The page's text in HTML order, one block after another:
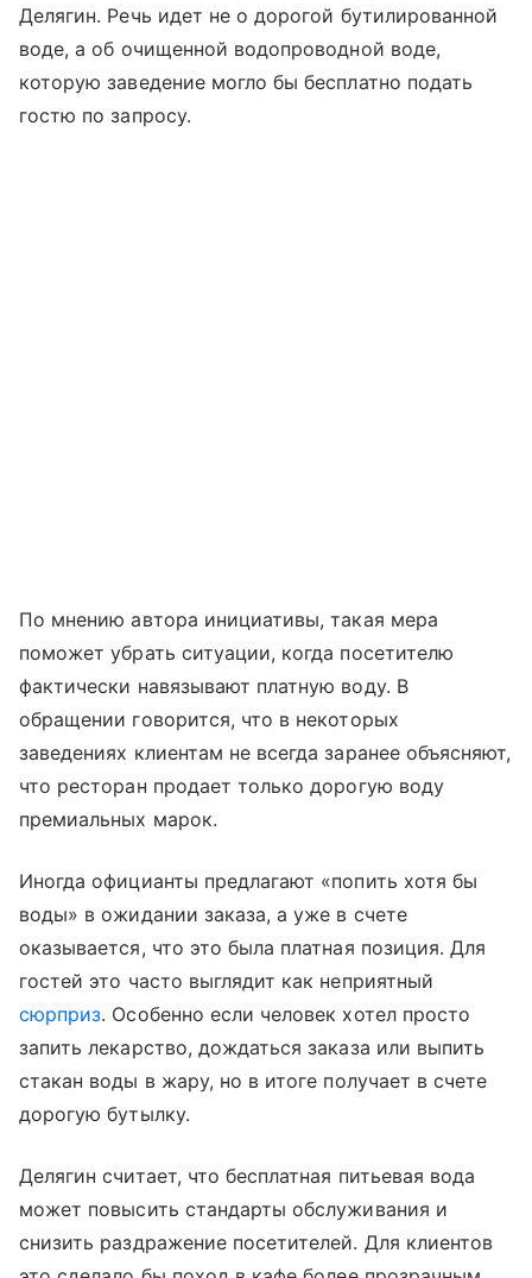
Делягин. Речь идет не о дорогой бутилированной
воде, а об очищенной водопроводной воде,
которую заведение могло бы бесплатно подать
гостю по запросу.
По мнению автора инициативы, такая мера
поможет убрать ситуации, когда посетителю
фактически навязывают платную воду. В
обращении говорится, что в некоторых
заведениях клиентам не всегда заранее объясняют,
что ресторан продает только дорогую воду
премиальных марок.
Иногда официанты предлагают «попить хотя бы
воды» в ожидании заказа, а уже в счете
оказывается, что это была платная позиция. Для
гостей это часто выглядит как неприятный
сюрприз. Особенно если человек хотел просто
запить лекарство, дождаться заказа или выпить
стакан воды в жару, но в итоге получает в счете
дорогую бутылку.
Делягин считает, что бесплатная питьевая вода
может повысить стандарты обслуживания и
снизить раздражение посетителей. Для клиентов